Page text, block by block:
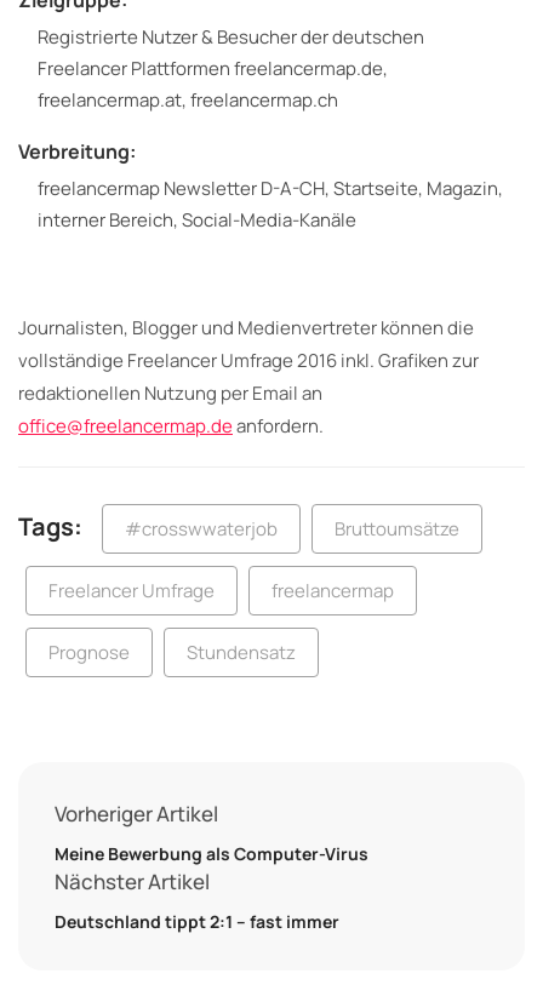
Registrierte Nutzer & Besucher der deutschen
Freelancer Plattformen freelancermap.de,
freelancermap.at, freelancermap.ch
Verbreitung:
freelancermap Newsletter D-A-CH, Startseite, Magazin,
interner Bereich, Social-Media-Kanäle
Journalisten, Blogger und Medienvertreter können die
vollständige Freelancer Umfrage 2016 inkl. Grafiken zur
redaktionellen Nutzung per Email an
office@freelancermap.deanfordern.
Tags: #crosswwaterjob Bruttoumsätze
Freelancer Umfrage freelancermap
Prognose Stundensatz
Vorheriger Artikel
Meine Bewerbung als Computer-Virus
Nächster Artikel
Deutschland tippt 2:1 – fast immer